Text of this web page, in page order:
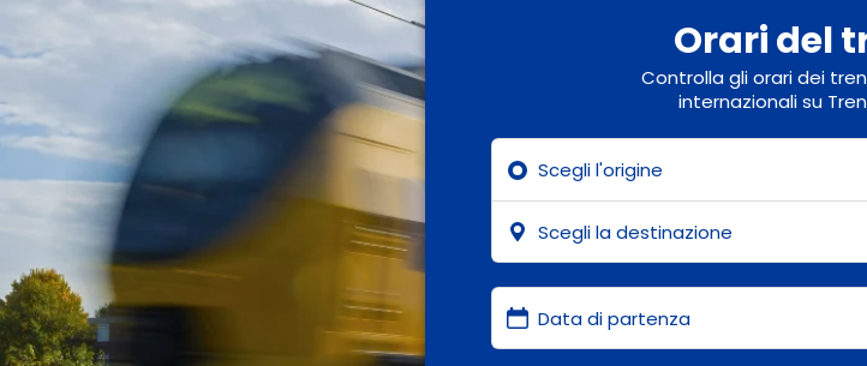
Orari del
Controlla gli orari dei
internazionali su